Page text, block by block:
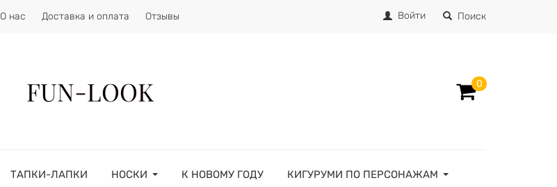
О нас Доставка и оплата Отзывы Войти Поиск
FUN-LOOK 0
ТАПКИ-ЛАПКИ НОСКИ К НОВОМУ ГОДУ КИГУРУМИ ПО ПЕРСОНАЖАМ